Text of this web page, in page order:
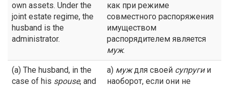
own assets. Under the
joint estate regime, the
husband is the
administrator.
как при режиме
совместного распоряжения
имуществом
распорядителем является
муж.
(a) The husband, in the
case of his spouse, and
а) муждля своей супругии
наоборот, если они не